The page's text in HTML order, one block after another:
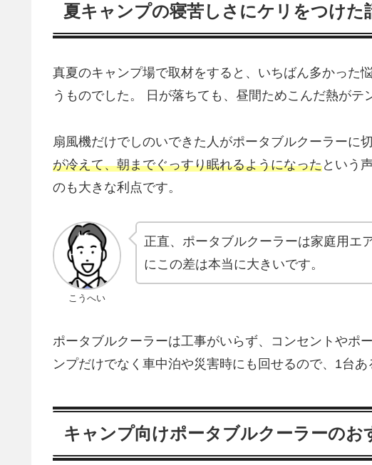
夏キャンプの寝苦しさにケリをつけた
真夏のキャンプ場で取材をすると、いちばん多かった
うものでした。 日が落ちても、昼間ためこんだ熱がテ
扇風機だけでしのいできた人がポータブルクーラーに
が冷えて、朝までぐっすり眠れるようになったという
のも大きな利点です。
こうへい
正直、ポータブルクーラーは家庭用エ
にこの差は本当に大きいです。
ポータブルクーラーは工事がいらず、コンセントやポ
ンプだけでなく車中泊や災害時にも回せるので、1台あ
キャンプ向けポータブルクーラーのお